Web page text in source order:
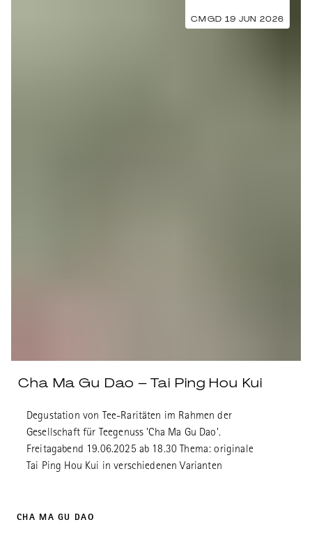
CMGD 19 JUN 2026
Cha Ma Gu Dao – Tai Ping Hou Kui
Degustation von Tee-Raritäten im Rahmen der
Gesellschaft für Teegenuss 'Cha Ma Gu Dao'.
Freitagabend 19.06.2025 ab 18.30 Thema: originale
Tai Ping Hou Kui in verschiedenen Varianten
CHA MA GU DAO